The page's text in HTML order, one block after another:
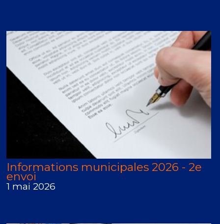
Informations municipales 2026 - 2e
envoi
1 mai 2026